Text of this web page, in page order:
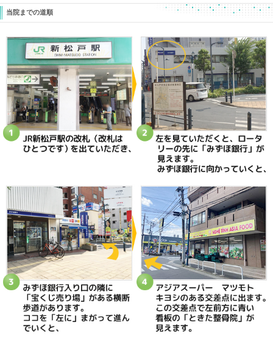
きは症状だけでなく・・・！
当院へのアクセス情報
ときた整骨院